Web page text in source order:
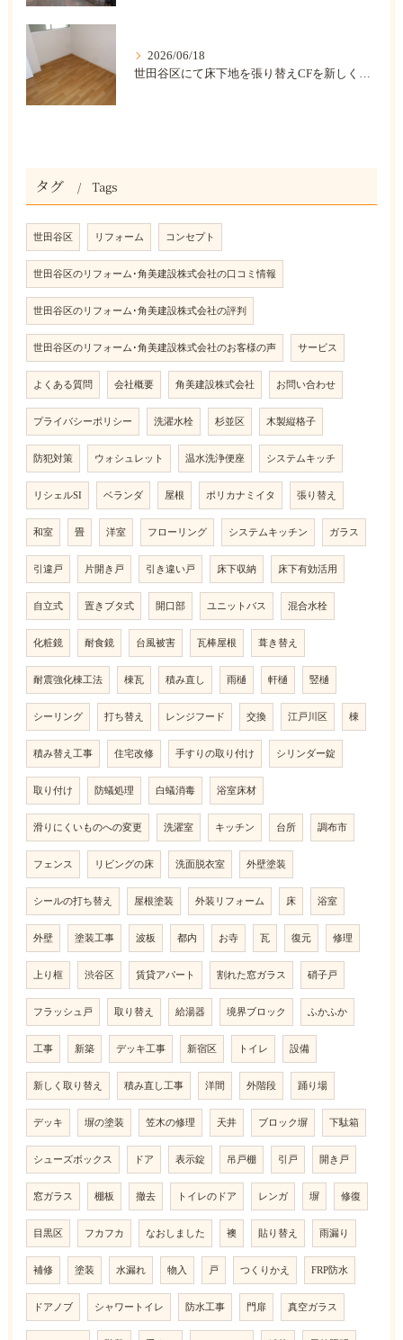
2026/06/18
世田谷区にて床下地を張り替えCFを新しくしました。
タグ Tags
世田谷区 リフォーム コンセプト
世田谷区のリフォーム･角美建設株式会社の口コミ情報
世田谷区のリフォーム･角美建設株式会社の評判
世田谷区のリフォーム･角美建設株式会社のお客様の声 サービス
よくある質問 会社概要 角美建設株式会社 お問い合わせ
プライバシーポリシー 洗濯水栓 杉並区 木製縦格子
防犯対策 ウォシュレット 温水洗浄便座 システムキッチ
リシェルSI ベランダ 屋根 ポリカナミイタ 張り替え
和室 畳 洋室 フローリング システムキッチン ガラス
引違戸 片開き戸 引き違い戸 床下収納 床下有効活用
自立式 置きブタ式 開口部 ユニットバス 混合水栓
化粧鏡 耐食鏡 台風被害 瓦棒屋根 葺き替え
耐震強化棟工法 棟瓦 積み直し 雨樋 軒樋 竪樋
シーリング 打ち替え レンジフード 交換 江戸川区 棟
積み替え工事 住宅改修 手すりの取り付け シリンダー錠
取り付け 防蟻処理 白蟻消毒 浴室床材
滑りにくいものへの変更 洗濯室 キッチン 台所 調布市
フェンス リビングの床 洗面脱衣室 外壁塗装
シールの打ち替え 屋根塗装 外装リフォーム 床 浴室
外壁 塗装工事 波板 都内 お寺 瓦 復元 修理
上り框 渋谷区 賃貸アパート 割れた窓ガラス 硝子戸
フラッシュ戸 取り替え 給湯器 境界ブロック ふかふか
工事 新築 デッキ工事 新宿区 トイレ 設備
新しく取り替え 積み直し工事 洋間 外階段 踊り場
デッキ 塀の塗装 笠木の修理 天井 ブロック塀 下駄箱
シューズボックス ドア 表示錠 吊戸棚 引戸 開き戸
窓ガラス 棚板 撤去 トイレのドア レンガ 塀 修復
目黒区 フカフカ なおしました 襖 貼り替え 雨漏り
補修 塗装 水漏れ 物入 戸 つくりかえ FRP防水
ドアノブ シャワートイレ 防水工事 門扉 真空ガラス